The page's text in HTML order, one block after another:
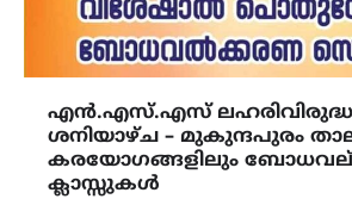
എൻ.എസ്.എസ് ലഹരിവിരുദ്ധ
ശനിയാഴ്ച – മുകുന്ദപുരം
കരയോഗങ്ങളിലും
ക്ലാസ്സുകൾ